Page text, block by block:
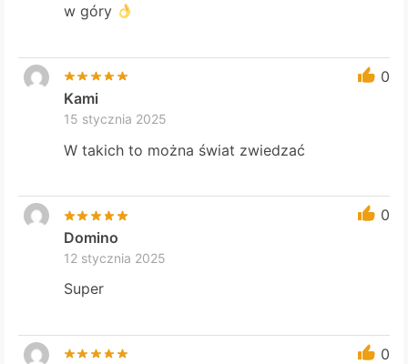
w góry
0
Kami
15 stycznia 2025
W takich to można świat zwiedzać
0
Domino
12 stycznia 2025
Super
0